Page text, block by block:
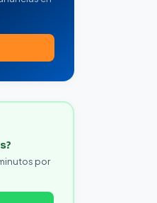
por